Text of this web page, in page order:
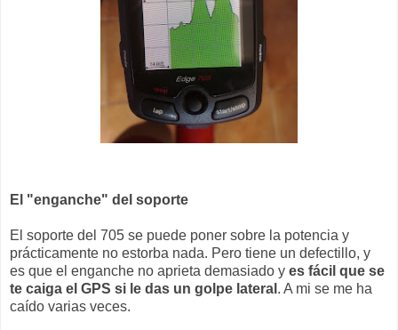
El "enganche" del soporte
El soporte del 705 se puede poner sobre la potencia y
prácticamente no estorba nada. Pero tiene un defectillo, y
es que el enganche no aprieta demasiado y es fácil que se
te caiga el GPS si le das un golpe lateral . A mi se me ha
caído varias veces.